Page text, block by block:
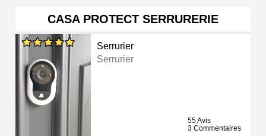
CASA PROTECT SERRURERIE
Serrurier
Serrurier
55 Avis
3 Commentaires